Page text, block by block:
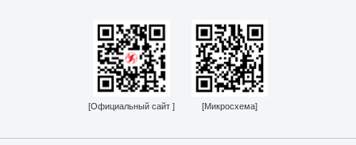
[Официальный сайт ] [Микросхема]